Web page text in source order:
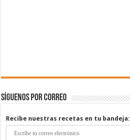
Síguenos por correo
Recibe nuestras recetas en tu bandeja: